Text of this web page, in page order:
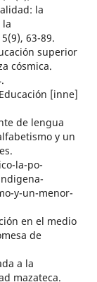
la
la
63-89.
superior
cósmica.
[inne]
de lengua
y un
la-po-
y-un-menor-
en el medio
de
a la
mazateca.